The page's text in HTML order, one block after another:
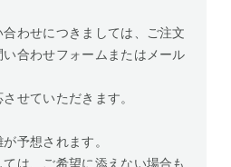
わせにつきましては、ご注文
合わせフォームまたはメール
せていただきます。
予想されます。
は、ご希望に添えない場合も